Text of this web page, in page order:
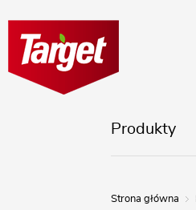
Produkty
Strona główna